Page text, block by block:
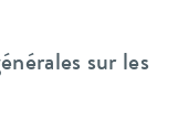
sur les